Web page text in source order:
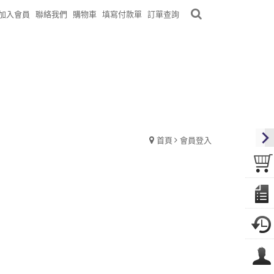
入會員 聯絡我們 購物車 填寫付款單 訂單查詢
首頁 會員登入